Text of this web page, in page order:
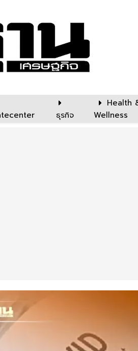
ธุรกิจ
Health
Wellness